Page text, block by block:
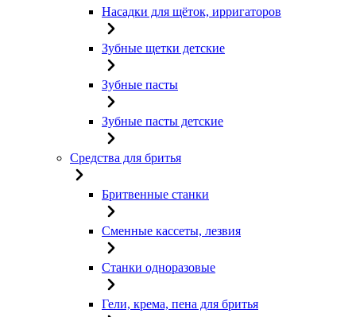
Насадки для щёток, ирригаторов
Зубные щетки детские
Зубные пасты
Зубные пасты детские
Средства для бритья
Бритвенные станки
Сменные кассеты, лезвия
Станки одноразовые
Гели, крема, пена для бритья